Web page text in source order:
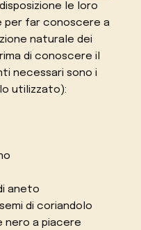
le loro
per far conoscere a
naturale dei
di conoscere il
necessari sono i
utilizzato):
aneto
di coriandolo
nero a piacere